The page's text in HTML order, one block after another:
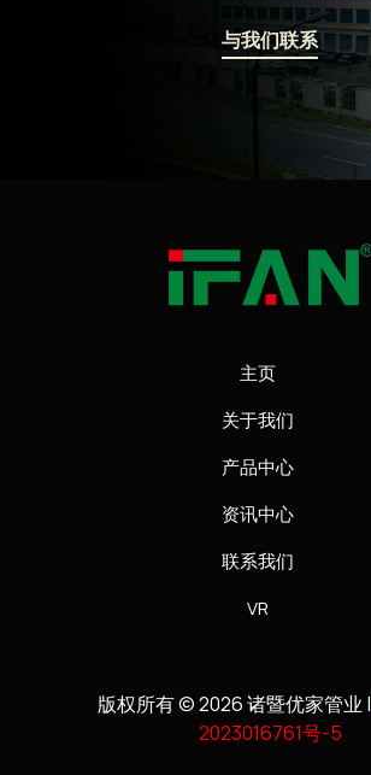
与我们联系
主页
关于我们
产品中心
资讯中心
联系我们
VR
版权所有 © 2026 诸暨优家管业 |
2023016761号-5